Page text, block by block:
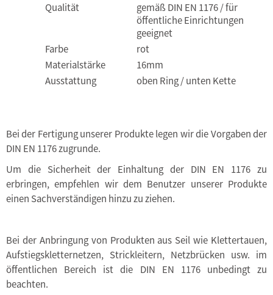
Qualität
gemäß DIN EN 1176 / für
öffentliche Einrichtungen
geeignet
Farbe
rot
Materialstärke
16mm
Ausstattung
oben Ring / unten Kette
Bei der Fertigung unserer Produkte legen wir die Vorgaben der
DIN EN 1176 zugrunde.
Um die Sicherheit der Einhaltung der DIN EN 1176 zu
erbringen, empfehlen wir dem Benutzer unserer Produkte
einen Sachverständigen hinzu zu ziehen.
Bei der Anbringung von Produkten aus Seil wie Klettertauen,
Aufstiegskletternetzen, Strickleitern, Netzbrücken usw. im
öffentlichen Bereich ist die DIN EN 1176 unbedingt zu
beachten.